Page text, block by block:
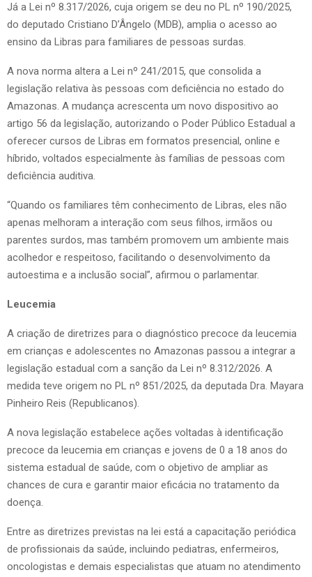
Já a Lei nº 8.317/2026, cuja origem se deu no PL nº 190/2025,
do deputado Cristiano D’Ângelo (MDB), amplia o acesso ao
ensino da Libras para familiares de pessoas surdas.
A nova norma altera a Lei nº 241/2015, que consolida a
legislação relativa às pessoas com deficiência no estado do
Amazonas. A mudança acrescenta um novo dispositivo ao
artigo 56 da legislação, autorizando o Poder Público Estadual a
oferecer cursos de Libras em formatos presencial, online e
híbrido, voltados especialmente às famílias de pessoas com
deficiência auditiva.
“Quando os familiares têm conhecimento de Libras, eles não
apenas melhoram a interação com seus filhos, irmãos ou
parentes surdos, mas também promovem um ambiente mais
acolhedor e respeitoso, facilitando o desenvolvimento da
autoestima e a inclusão social”, afirmou o parlamentar.
Leucemia
A criação de diretrizes para o diagnóstico precoce da leucemia
em crianças e adolescentes no Amazonas passou a integrar a
legislação estadual com a sanção da Lei nº 8.312/2026. A
medida teve origem no PL nº 851/2025, da deputada Dra. Mayara
Pinheiro Reis (Republicanos).
A nova legislação estabelece ações voltadas à identificação
precoce da leucemia em crianças e jovens de 0 a 18 anos do
sistema estadual de saúde, com o objetivo de ampliar as
chances de cura e garantir maior eficácia no tratamento da
doença.
Entre as diretrizes previstas na lei está a capacitação periódica
de profissionais da saúde, incluindo pediatras, enfermeiros,
oncologistas e demais especialistas que atuam no atendimento